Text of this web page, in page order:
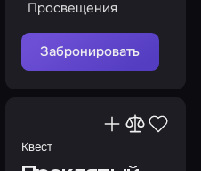
Просвещения
Забронировать
Квест